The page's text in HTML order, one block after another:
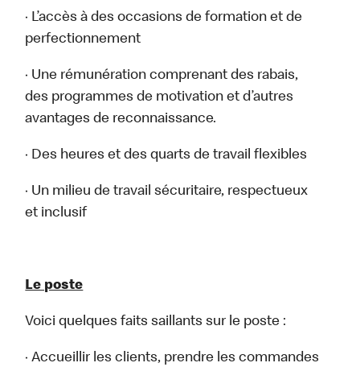
· L’accès à des occasions de formation et de
perfectionnement
· Une rémunération comprenant des rabais,
des programmes de motivation et d’autres
avantages de reconnaissance.
· Des heures et des quarts de travail flexibles
· Un milieu de travail sécuritaire, respectueux
et inclusif
Le poste
Voici quelques faits saillants sur le poste :
· Accueillir les clients, prendre les commandes